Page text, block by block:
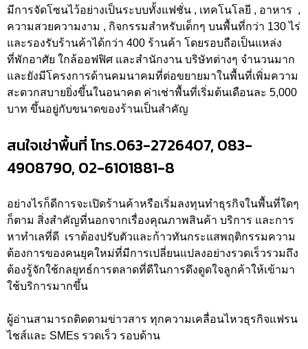
มีการจัดโซนไว้อย่างเป็นระบบทั้งแฟชั่น , เทคโนโลยี , อาหาร ,
ความสวยความงาม , กิจกรรมสำหรับเด็กๆ บนพื้นที่กว่า 130 ไร่
และรองรับร้านค้าได้กว่า 400 ร้านค้า โดยรอบถือเป็นแหล่ง
ที่พักอาศัย ใกล้ออฟฟิศ และสำนักงาน บริษัทต่างๆ จำนวนมาก
และยังมีโครงการด้านคมนาคมที่ต่อขยายมาในพื้นที่เพิ่มความ
สะดวกสบายยิ่งขึ้นในอนาคต ค่าเช่าพื้นที่เริ่มต้นเดือนละ 5,000
บาท ขึ้นอยู่กับขนาดของร้านเป็นสำคัญ
สนใจเช่าพื้นที่ โทร.063-2726407, 083-
4908790, 02-6101881-8
อย่างไรก็ดีการจะเปิดร้านค้าหรือเริ่มลงทุนทำธุรกิจในพื้นที่ใดๆ
ก็ตาม สิ่งสำคัญที่นอกจากเรื่องคุณภาพสินค้า บริการ และการ
หาทำเลที่ดี เราต้องปรับตัวและก้าวทันกระแสพฤติกรรมความ
ต้องการของคนยุคใหม่ที่มีการเปลี่ยนแปลงอย่างรวดเร็วรวมถึง
ต้องรู้จักใช้กลยุทธ์การตลาดที่ดีในการดึงดูดใจลูกค้าให้เข้ามา
ใช้บริการมากขึ้น
ผู้อ่านสามารถติดตามข่าวสาร ทุกความเคลื่อนไหวธุรกิจแฟรน
ไชส์และ SMEs รวดเร็ว รอบด้าน